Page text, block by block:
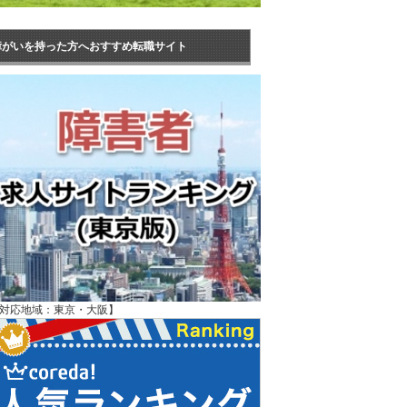
がいを持った方へおすすめ転職サイト
応地域：東京・大阪】